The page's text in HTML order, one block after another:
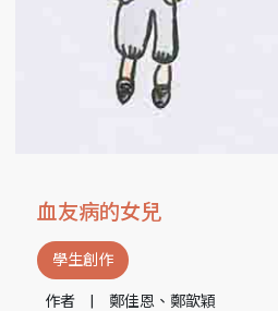
血友病的女兒
學生創作
作者
鄭佳恩、鄭歆穎